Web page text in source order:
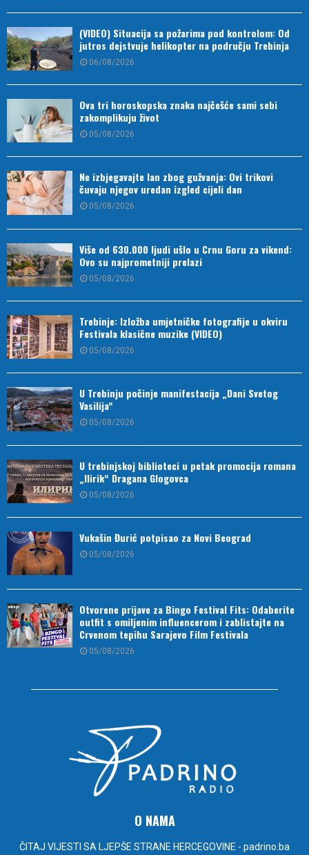
(VIDEO) Situacija sa požarima pod kontrolom: Od
jutros dejstvuje helikopter na području Trebinja
06/08/2026
Ova tri horoskopska znaka najčešće sami sebi
zakomplikuju život
05/08/2026
Ne izbjegavajte lan zbog gužvanja: Ovi trikovi
čuvaju njegov uredan izgled cijeli dan
05/08/2026
Više od 630.000 ljudi ušlo u Crnu Goru za vikend:
Ovo su najprometniji prelazi
05/08/2026
Trebinje: Izložba umjetničke fotografije u okviru
Festivala klasične muzike (VIDEO)
05/08/2026
U Trebinju počinje manifestacija „Dani Svetog
Vasilija“
05/08/2026
U trebinjskoj biblioteci u petak promocija romana
„Ilirik“ Dragana Glogovca
05/08/2026
Vukašin Đurić potpisao za Novi Beograd
05/08/2026
Otvorene prijave za Bingo Festival Fits: Odaberite
outfit s omiljenim influencerom i zablistajte na
Crvenom tepihu Sarajevo Film Festivala
05/08/2026
O NAMA
ČITAJ VIJESTI SA LJEPŠE STRANE HERCEGOVINE - padrino.ba